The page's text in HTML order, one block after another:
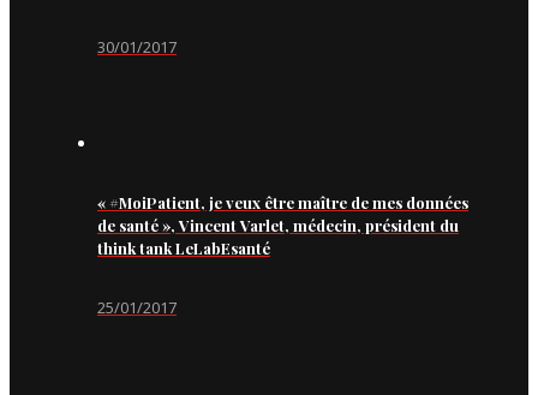
30/01/2017
« #MoiPatient, je veux être maître de mes données
de santé », Vincent Varlet, médecin, président du
think tank LeLabEsanté
25/01/2017